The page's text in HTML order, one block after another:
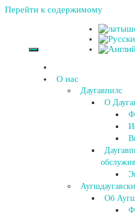
Перейти к содержимому
О нас
Даугавпилс
О
Об